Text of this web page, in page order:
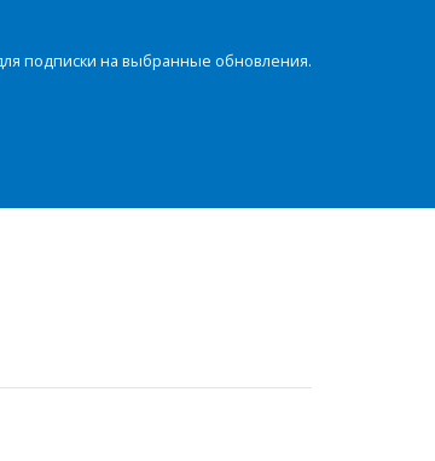
подписки на выбранные обновления.